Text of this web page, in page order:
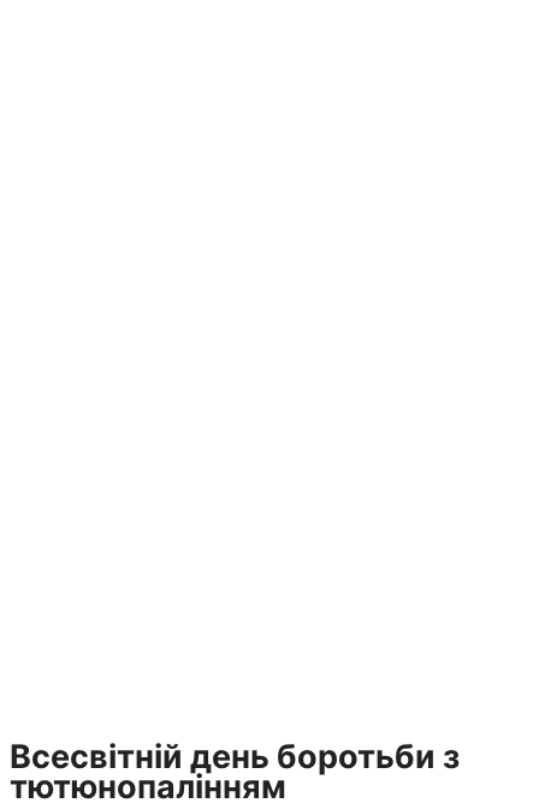
Всесвітній день боротьби з
тютюнопалінням